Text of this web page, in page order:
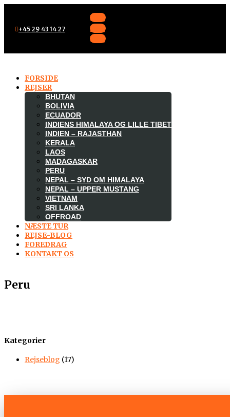
+45 29 43 14 27
Følg
Følg
Følg
FORSIDE
REJSER
BHUTAN
BOLIVIA
ECUADOR
INDIENS HIMALAYA OG LILLE TIBET
INDIEN – RAJASTHAN
KERALA
LAOS
MADAGASKAR
PERU
NEPAL – SYD OM HIMALAYA
NEPAL – UPPER MUSTANG
VIETNAM
SRI LANKA
OFFROAD
NÆSTE TUR
REJSE-BLOG
FOREDRAG
KONTAKT OS
Peru
Kategorier
Rejseblog (17)